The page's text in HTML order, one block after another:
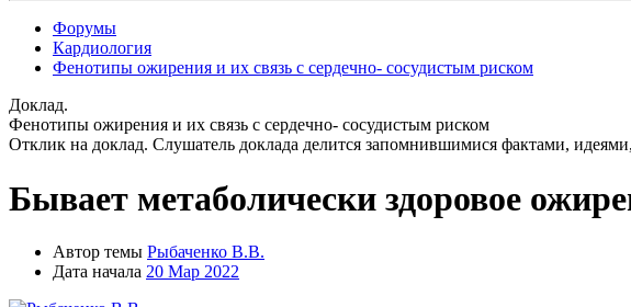
Форумы
Кардиология
Фенотипы ожирения и их связь с сердечно- сосудистым риском
Доклад.
Фенотипы ожирения и их связь с сердечно- сосудистым риском
Отклик на доклад. Слушатель доклада делится запомнившимися фактами,
Бывает метаболически здоровое
Автор темы Рыбаченко В.В.
Дата начала 20 Мар 2022